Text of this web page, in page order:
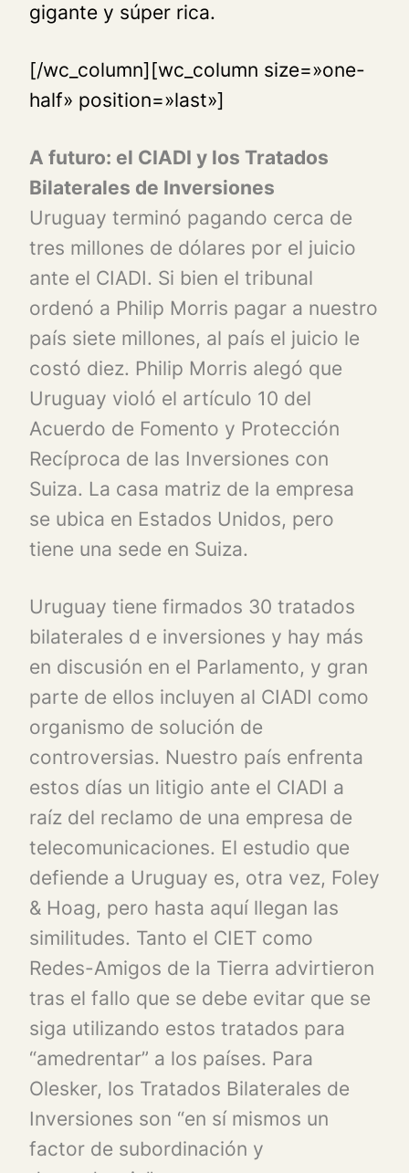
gigante y súper rica.
[/wc_column][wc_column size=»one-
half» position=»last»]
A futuro: el CIADI y los Tratados
Bilaterales de Inversiones
Uruguay terminó pagando cerca de
tres millones de dólares por el juicio
ante el CIADI. Si bien el tribunal
ordenó a Philip Morris pagar a nuestro
país siete millones, al país el juicio le
costó diez. Philip Morris alegó que
Uruguay violó el artículo 10 del
Acuerdo de Fomento y Protección
Recíproca de las Inversiones con
Suiza. La casa matriz de la empresa
se ubica en Estados Unidos, pero
tiene una sede en Suiza.
Uruguay tiene firmados 30 tratados
bilaterales d e inversiones y hay más
en discusión en el Parlamento, y gran
parte de ellos incluyen al CIADI como
organismo de solución de
controversias. Nuestro país enfrenta
estos días un litigio ante el CIADI a
raíz del reclamo de una empresa de
telecomunicaciones. El estudio que
defiende a Uruguay es, otra vez, Foley
& Hoag, pero hasta aquí llegan las
similitudes. Tanto el CIET como
Redes-Amigos de la Tierra advirtieron
tras el fallo que se debe evitar que se
siga utilizando estos tratados para
“amedrentar” a los países. Para
Olesker, los Tratados Bilaterales de
Inversiones son “en sí mismos un
factor de subordinación y